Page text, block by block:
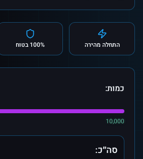
התחלה מהירה 100% בטוח
כמות:
10,000
סה״כ: